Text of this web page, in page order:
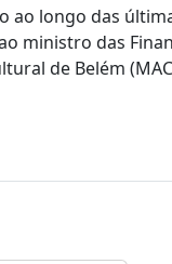
longo das
ministro das
de Belém